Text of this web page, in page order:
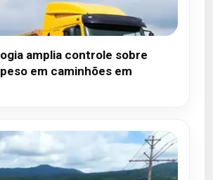
amplia controle sobre
em caminhões em